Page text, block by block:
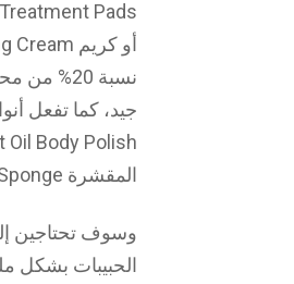
المقشرة Body Benefits Loofah Bath Sponge (تباع بسعر 2$ على walmart.com).
وسوف تحتاجين
الحبيبات بشكل